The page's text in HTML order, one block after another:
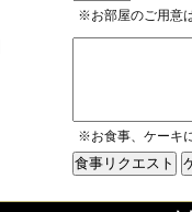
※お部屋のご用意
※お食事、ケーキ